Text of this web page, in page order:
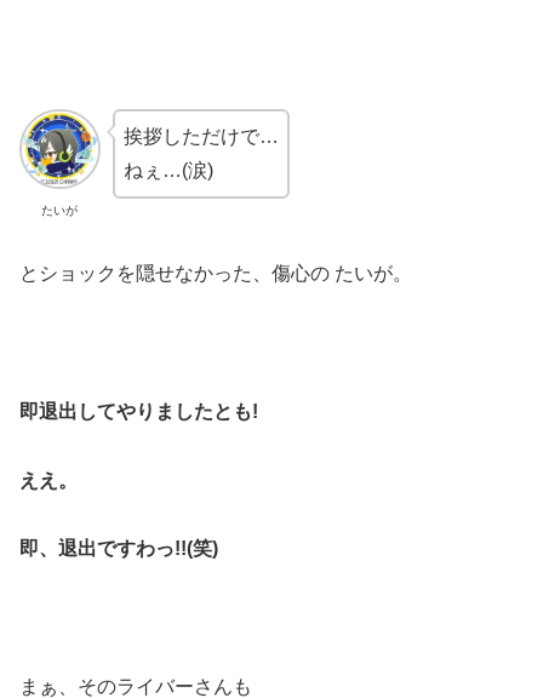
たいが
挨拶しただけで…
ねぇ…(涙)
とショックを隠せなかった、傷心の たいが。
即退出してやりましたとも!
ええ。
即、退出ですわっ!!(笑)
まぁ、そのライバーさんも